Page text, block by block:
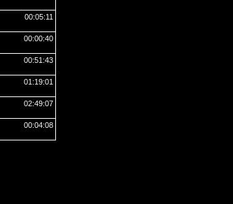
00:05:11
00:00:40
00:51:43
01:19:01
02:49:07
00:04:08